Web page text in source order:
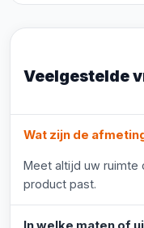
Veelgestelde
Wat zijn de
Meet altijd uw ruimte
product past.